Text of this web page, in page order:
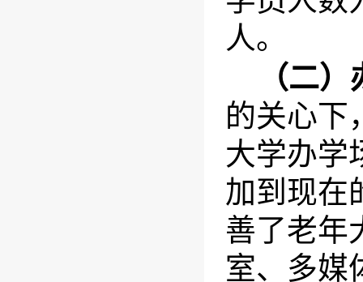
人。
（二
的关心下
大学办学
加到现在
善了老年
室、多媒